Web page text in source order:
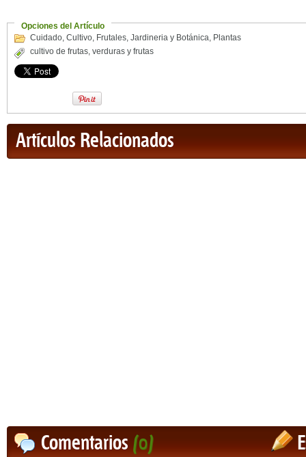
Opciones del Artículo
Cuidado, Cultivo, Frutales, Jardineria y Botánica, Plantas
cultivo de frutas, verduras y frutas
Artículos Relacionados
Comentarios(0)